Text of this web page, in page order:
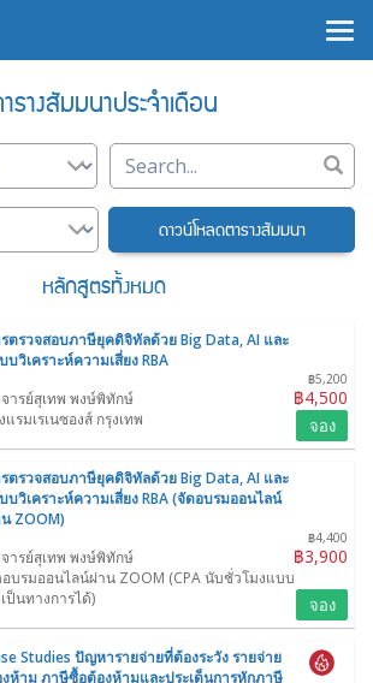
รางสัมมนาประจำเดือน
ดาวน์โหลดตารางสัมมนา
หลักสูตรทั้งหมด
ตรวจสอบภาษียุคดิจิทัลด้วย Big Data, AI และ
บวิเคราะห์ความเสี่ยง RBA
฿5,200
฿4,500
ารย์สุเทพ พงษ์พิทักษ์
แรมเรเนซองส์ กรุงเทพ
จอง
ตรวจสอบภาษียุคดิจิทัลด้วย Big Data, AI และ
บวิเคราะห์ความเสี่ยง RBA (จัดอบรมออนไลน์
ZOOM)
฿4,400
฿3,900
ารย์สุเทพ พงษ์พิทักษ์
บรมออนไลน์ผ่าน ZOOM (CPA นับชั่วโมงแบบ
ป็นทางการได้)
จอง
Studies ปัญหารายจ่ายที่ต้องระวัง รายจ่าย
ห้าม ภาษีซื้อต้องห้ามและประเด็นการหักภาษี
×